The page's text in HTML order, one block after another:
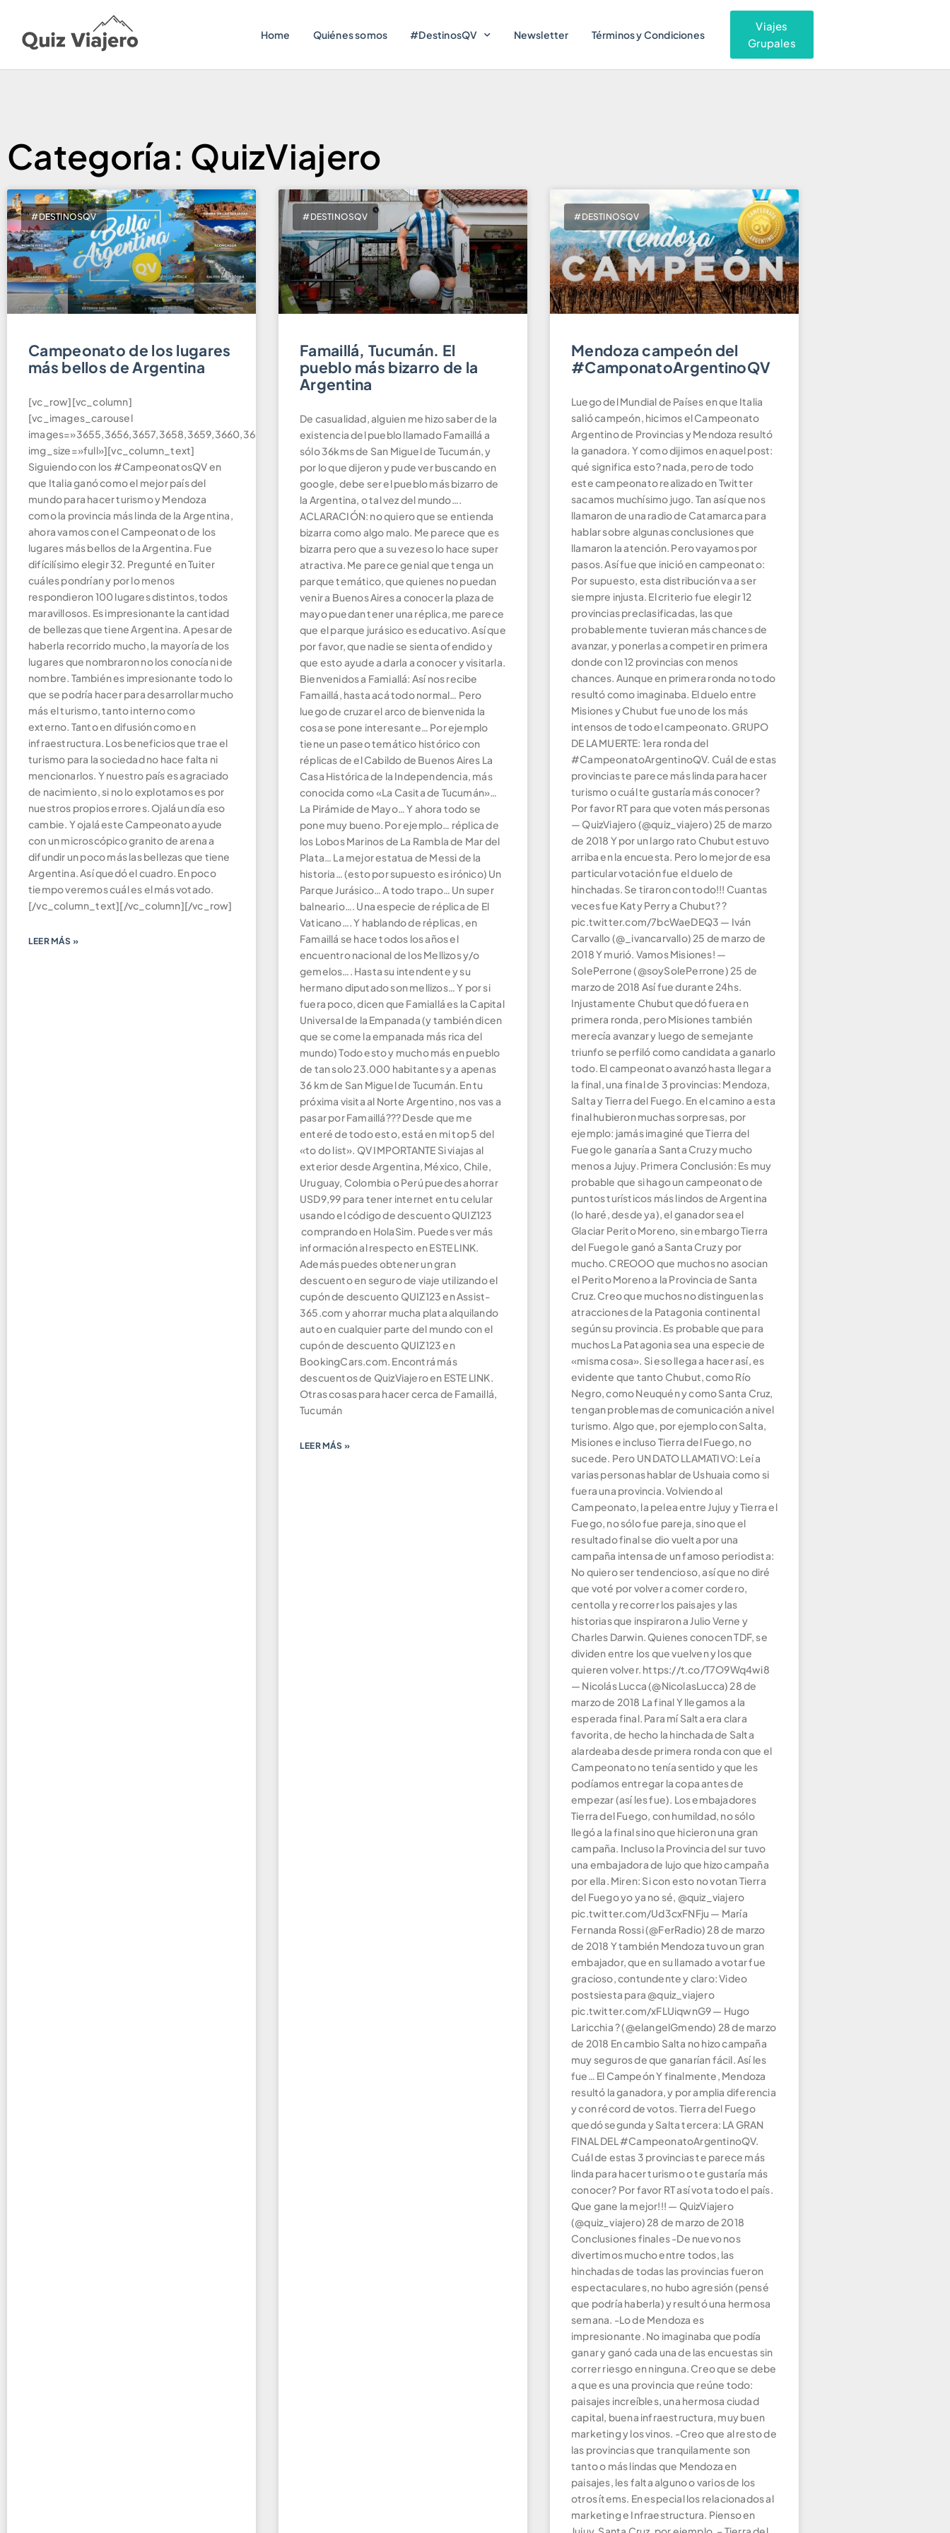
Home Quiénes somos #DestinosQV Newsletter Términos y Condiciones
Viajes
Grupales
Categoría: QuizViajero
#DESTINOSQV
Campeonato de los lugares
más bellos de Argentina
[vc_row][vc_column]
[vc_images_carousel
img_size=»full»][vc_column_text]
Siguiendo con los #CampeonatosQV en
que Italia ganó como el mejor país del
mundo para hacer turismo y Mendoza
como la provincia más linda de la Argentina,
ahora vamos con el Campeonato de los
lugares más bellos de la Argentina. Fue
difícilísimo elegir 32. Pregunté en Tuiter
cuáles pondrían y por lo menos
respondieron 100 lugares distintos, todos
maravillosos. Es impresionante la cantidad
de bellezas que tiene Argentina. A pesar de
haberla recorrido mucho, la mayoría de los
lugares que nombraron no los conocía ni de
nombre. También es impresionante todo lo
que se podría hacer para desarrollar mucho
más el turismo, tanto interno como
externo. Tanto en difusión como en
infraestructura. Los beneficios que trae el
turismo para la sociedad no hace falta ni
mencionarlos. Y nuestro país es agraciado
de nacimiento, si no lo explotamos es por
nuestros propios errores. Ojalá un día eso
cambie. Y ojalá este Campeonato ayude
con un microscópico granito de arena a
difundir un poco más las bellezas que tiene
Argentina. Así quedó el cuadro. En poco
tiempo veremos cuál es el más votado.
[/vc_column_text][/vc_column][/vc_row]
LEER MÁS »
#DESTINOSQV
Famaillá, Tucumán. El
pueblo más bizarro de la
Argentina
De casualidad, alguien me hizo saber de la
existencia del pueblo llamado Famaillá a
sólo 36kms de San Miguel de Tucumán, y
por lo que dijeron y pude ver buscando en
google, debe ser el pueblo más bizarro de
la Argentina, o tal vez del mundo….
ACLARACIÓN: no quiero que se entienda
bizarra como algo malo. Me parece que es
bizarra pero que a su vez eso lo hace super
atractiva. Me parece genial que tenga un
parque temático, que quienes no puedan
venir a Buenos Aires a conocer la plaza de
mayo puedan tener una réplica, me parece
que el parque jurásico es educativo. Así que
por favor, que nadie se sienta ofendido y
que esto ayude a darla a conocer y visitarla.
Bienvenidos a Famiallá: Así nos recibe
Famaillá, hasta acá todo normal… Pero
luego de cruzar el arco de bienvenida la
cosa se pone interesante… Por ejemplo
tiene un paseo temático histórico con
réplicas de el Cabildo de Buenos Aires La
Casa Histórica de la Independencia, más
conocida como «La Casita de Tucumán»…
La Pirámide de Mayo… Y ahora todo se
pone muy bueno. Por ejemplo… réplica de
los Lobos Marinos de La Rambla de Mar del
Plata… La mejor estatua de Messi de la
historia… (esto por supuesto es irónico) Un
Parque Jurásico… A todo trapo… Un super
balneario…. Una especie de réplica de El
Vaticano…. Y hablando de réplicas, en
Famaillá se hace todos los años el
encuentro nacional de los Mellizos y/o
gemelos…. Hasta su intendente y su
hermano diputado son mellizos… Y por si
fuera poco, dicen que Famiallá es la Capital
Universal de la Empanada (y también dicen
que se come la empanada más rica del
mundo) Todo esto y mucho más en pueblo
de tan solo 23.000 habitantes y a apenas
36 km de San Miguel de Tucumán. En tu
próxima visita al Norte Argentino, nos vas a
pasar por Famaillá??? Desde que me
enteré de todo esto, está en mi top 5 del
«to do list». QV IMPORTANTE Si viajas al
exterior desde Argentina, México, Chile,
Uruguay, Colombia o Perú puedes ahorrar
USD9,99 para tener internet en tu celular
usando el código de descuento QUIZ123
comprando en HolaSim. Puedes ver más
información al respecto en ESTE LINK.
Además puedes obtener un gran
descuento en seguro de viaje utilizando el
cupón de descuento QUIZ123 en Assist-
365.com y ahorrar mucha plata alquilando
auto en cualquier parte del mundo con el
cupón de descuento QUIZ123 en
BookingCars.com. Encontrá más
descuentos de QuizViajero en ESTE LINK.
Otras cosas para hacer cerca de Famaillá,
Tucumán
LEER MÁS »
#DESTINOSQV
Mendoza campeón del
#CamponatoArgentinoQV
Luego del Mundial de Países en que Italia
salió campeón, hicimos el Campeonato
Argentino de Provincias y Mendoza resultó
la ganadora. Y como dijimos en aquel post:
qué significa esto? nada, pero de todo
este campeonato realizado en Twitter
sacamos muchísimo jugo. Tan así que nos
llamaron de una radio de Catamarca para
hablar sobre algunas conclusiones que
llamaron la atención. Pero vayamos por
pasos. Así fue que inició en campeonato:
Por supuesto, esta distribución va a ser
siempre injusta. El criterio fue elegir 12
provincias preclasificadas, las que
probablemente tuvieran más chances de
avanzar, y ponerlas a competir en primera
donde con 12 provincias con menos
chances. Aunque en primera ronda no todo
resultó como imaginaba. El duelo entre
Misiones y Chubut fue uno de los más
intensos de todo el campeonato. GRUPO
DE LA MUERTE: 1era ronda del
#CampeonatoArgentinoQV. Cuál de estas
provincias te parece más linda para hacer
turismo o cuál te gustaría más conocer?
Por favor RT para que voten más personas
— QuizViajero (@quiz_viajero) 25 de marzo
de 2018 Y por un largo rato Chubut estuvo
arriba en la encuesta. Pero lo mejor de esa
particular votación fue el duelo de
hinchadas. Se tiraron con todo!!! Cuantas
veces fue Katy Perry a Chubut? ?
pic.twitter.com/7bcWaeDEQ3 — Iván
Carvallo (@_ivancarvallo) 25 de marzo de
2018 Y murió. Vamos Misiones! —
SolePerrone (@soySolePerrone) 25 de
marzo de 2018 Así fue durante 24hs.
Injustamente Chubut quedó fuera en
primera ronda, pero Misiones también
merecía avanzar y luego de semejante
triunfo se perfiló como candidata a ganarlo
todo. El campeonato avanzó hasta llegar a
la final, una final de 3 provincias: Mendoza,
Salta y Tierra del Fuego. En el camino a esta
final hubieron muchas sorpresas, por
ejemplo: jamás imaginé que Tierra del
Fuego le ganaría a Santa Cruz y mucho
menos a Jujuy. Primera Conclusión: Es muy
probable que si hago un campeonato de
puntos turísticos más lindos de Argentina
(lo haré, desde ya), el ganador sea el
Glaciar Perito Moreno, sin embargo Tierra
del Fuego le ganó a Santa Cruz y por
mucho. CREOOO que muchos no asocian
el Perito Moreno a la Provincia de Santa
Cruz. Creo que muchos no distinguen las
atracciones de la Patagonia continental
según su provincia. Es probable que para
muchos La Patagonia sea una especie de
«misma cosa». Si eso llega a hacer así, es
evidente que tanto Chubut, como Río
Negro, como Neuquén y como Santa Cruz,
tengan problemas de comunicación a nivel
turismo. Algo que, por ejemplo con Salta,
Misiones e incluso Tierra del Fuego, no
sucede. Pero UN DATO LLAMATIVO: Leí a
varias personas hablar de Ushuaia como si
fuera una provincia. Volviendo al
Campeonato, la pelea entre Jujuy y Tierra el
Fuego, no sólo fue pareja, sino que el
resultado final se dio vuelta por una
campaña intensa de un famoso periodista:
No quiero ser tendencioso, así que no diré
que voté por volver a comer cordero,
centolla y recorrer los paisajes y las
historias que inspiraron a Julio Verne y
Charles Darwin. Quienes conocen TDF, se
dividen entre los que vuelven y los que
quieren volver. https://t.co/T7O9Wq4wi8
— Nicolás Lucca (@NicolasLucca) 28 de
marzo de 2018 La final Y llegamos a la
esperada final. Para mí Salta era clara
favorita, de hecho la hinchada de Salta
alardeaba desde primera ronda con que el
Campeonato no tenía sentido y que les
podíamos entregar la copa antes de
empezar (así les fue). Los embajadores
Tierra del Fuego, con humildad, no sólo
llegó a la final sino que hicieron una gran
campaña. Incluso la Provincia del sur tuvo
una embajadora de lujo que hizo campaña
por ella. Miren: Si con esto no votan Tierra
del Fuego yo ya no sé, @quiz_viajero
pic.twitter.com/Ud3cxFNFju — María
Fernanda Rossi (@FerRadio) 28 de marzo
de 2018 Y también Mendoza tuvo un gran
embajador, que en su llamado a votar fue
gracioso, contundente y claro: Video
postsiesta para @quiz_viajero
pic.twitter.com/xFLUiqwnG9 — Hugo
Laricchia ? (@elangelGmendo) 28 de marzo
de 2018 En cambio Salta no hizo campaña
muy seguros de que ganarían fácil. Así les
fue… El Campeón Y finalmente, Mendoza
resultó la ganadora, y por amplia diferencia
y con récord de votos. Tierra del Fuego
quedó segunda y Salta tercera: LA GRAN
FINAL DEL #CampeonatoArgentinoQV.
Cuál de estas 3 provincias te parece más
linda para hacer turismo o te gustaría más
conocer? Por favor RT así vota todo el país.
Que gane la mejor!!! — QuizViajero
(@quiz_viajero) 28 de marzo de 2018
Conclusiones finales -De nuevo nos
divertimos mucho entre todos, las
hinchadas de todas las provincias fueron
espectaculares, no hubo agresión (pensé
que podría haberla) y resultó una hermosa
semana. -Lo de Mendoza es
impresionante. No imaginaba que podía
ganar y ganó cada una de las encuestas sin
correr riesgo en ninguna. Creo que se debe
a que es una provincia que reúne todo:
paisajes increíbles, una hermosa ciudad
capital, buena infraestructura, muy buen
marketing y los vinos. -Creo que al resto de
las provincias que tranquilamente son
tanto o más lindas que Mendoza en
paisajes, les falta alguno o varios de los
otros ítems. En especial los relacionados al
marketing e Infraestructura. Pienso en